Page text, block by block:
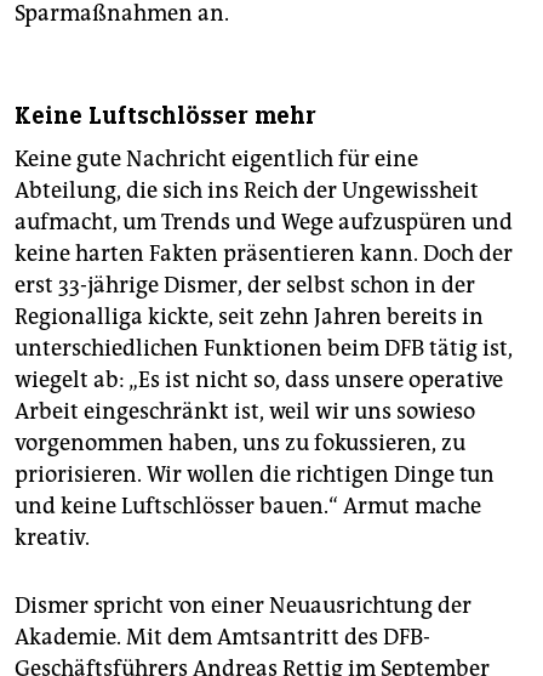
Sparmaßnahmen an.
Keine Luftschlösser mehr
Keine gute Nachricht eigentlich für eine
Abteilung, die sich ins Reich der Ungewissheit
aufmacht, um Trends und Wege aufzuspüren und
keine harten Fakten präsentieren kann. Doch der
erst 33-jährige Dismer, der selbst schon in der
Regionalliga kickte, seit zehn Jahren bereits in
unterschiedlichen Funktionen beim DFB tätig ist,
wiegelt ab: „Es ist nicht so, dass unsere operative
Arbeit eingeschränkt ist, weil wir uns sowieso
vorgenommen haben, uns zu fokussieren, zu
priorisieren. Wir wollen die richtigen Dinge tun
und keine Luftschlösser bauen.“ Armut mache
kreativ.
Dismer spricht von einer Neuausrichtung der
Akademie. Mit dem Amtsantritt des DFB-
Geschäftsführers Andreas Rettig im September